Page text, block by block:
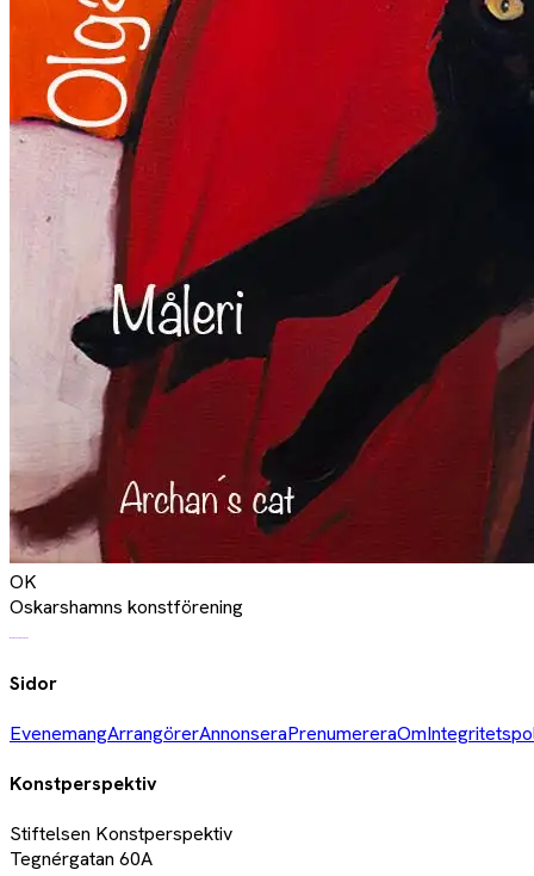
OK
Oskarshamns konstförening
Sidor
EvenemangArrangörerAnnonseraPrenumereraOm
Konstperspektiv
Stiftelsen Konstperspektiv
Tegnérgatan 60A